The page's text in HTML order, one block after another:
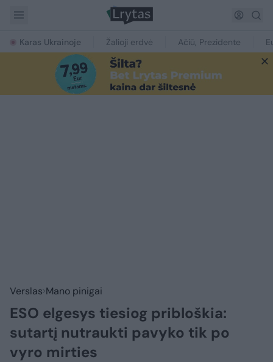
Karas Ukrainoje Žalioji erdvė Ačiū, Prezidente
Verslas Mano pinigai
ESO elgesys tiesiog pribloškia:
sutartį nutraukti pavyko tik po
vyro mirties